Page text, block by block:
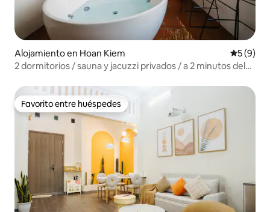
Alojamiento en Hoan Kiem
5 (9)
2 dormitorios / sauna y jacuzzi privados / a 2 minutos del
Favorito entre huéspedes
Favorito entre huéspedes